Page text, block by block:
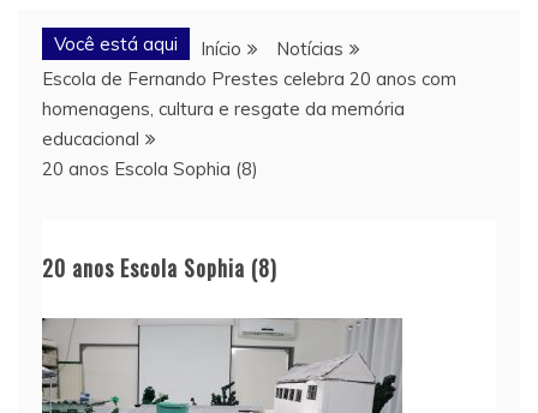
Você está aqui Início
Notícias
Escola de Fernando Prestes celebra 20 anos com
homenagens, cultura e resgate da memória
educacional
20 anos Escola Sophia (8)
20 anos Escola Sophia (8)